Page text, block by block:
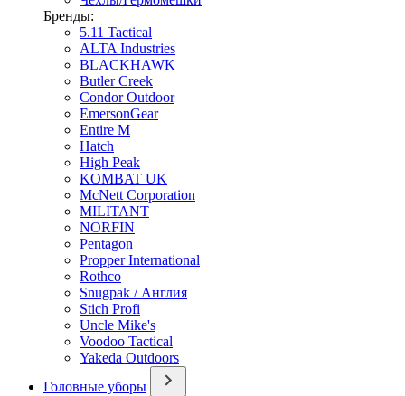
Бренды:
5.11 Tactical
ALTA Industries
BLACKHAWK
Butler Creek
Condor Outdoor
EmersonGear
Entire M
Hatch
High Peak
KOMBAT UK
McNett Corporation
MILITANT
NORFIN
Pentagon
Propper International
Rothco
Snugpak / Англия
Stich Profi
Uncle Mike's
Voodoo Tactical
Yakeda Outdoors
Головные уборы